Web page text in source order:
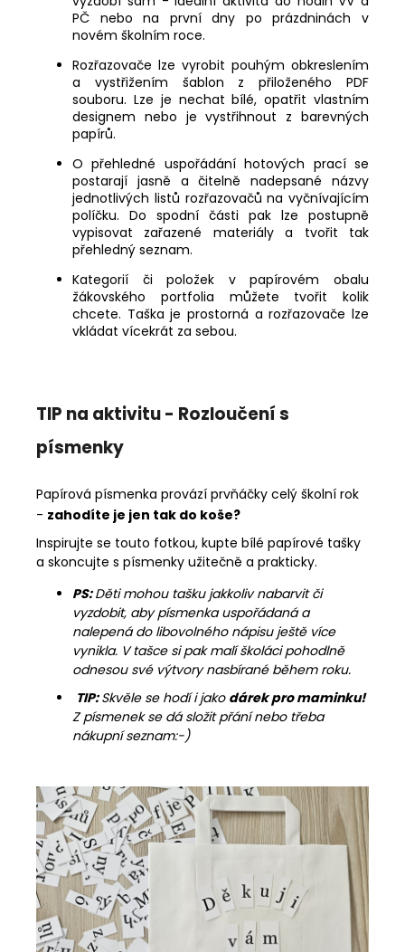
PČ nebo na první dny po prázdninách v
novém školním roce.
Rozřazovače lze vyrobit pouhým obkreslením
a vystřižením šablon z přiloženého PDF
souboru. Lze je nechat bílé, opatřit vlastním
designem nebo je vystřihnout z barevných
papírů.
O přehledné uspořádání hotových prací se
postarají jasně a čitelně nadepsané názvy
jednotlivých listů rozřazovačů na vyčnívajícím
políčku. Do spodní části pak lze postupně
vypisovat zařazené materiály a tvořit tak
přehledný seznam.
Kategorií či položek v papírovém obalu
žákovského portfolia můžete tvořit kolik
chcete. Taška je prostorná a rozřazovače lze
vkládat vícekrát za sebou.
TIP na aktivitu - Rozloučení s
písmenky
Papírová písmenka provází prvňáčky celý školní rok
- zahodíte je jen tak do koše?
Inspirujte se touto fotkou, kupte bílé papírové tašky
a skoncujte s písmenky užitečně a prakticky.
PS:Děti mohou tašku jakkoliv nabarvit či
vyzdobit, aby písmenka uspořádaná a
nalepená do libovolného nápisu ještě více
vynikla. V tašce si pak malí školáci pohodlně
odnesou své výtvory nasbírané během roku.
TIP:Skvěle se hodí i jako dárek pro maminku!
Z písmenek se dá složit přání nebo třeba
nákupní seznam:-)